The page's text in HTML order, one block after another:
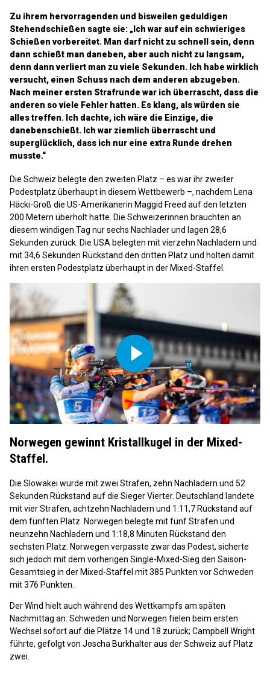
Zu ihrem hervorragenden und bisweilen geduldigen
Stehendschießen sagte sie: „Ich war auf ein schwieriges
Schießen vorbereitet. Man darf nicht zu schnell sein, denn
dann schießt man daneben, aber auch nicht zu langsam,
denn dann verliert man zu viele Sekunden. Ich habe wirklich
versucht, einen Schuss nach dem anderen abzugeben.
Nach meiner ersten Strafrunde war ich überrascht, dass die
anderen so viele Fehler hatten. Es klang, als würden sie
alles treffen. Ich dachte, ich wäre die Einzige, die
danebenschießt. Ich war ziemlich überrascht und
superglücklich, dass ich nur eine extra Runde drehen
musste.“
Die Schweiz belegte den zweiten Platz – es war ihr zweiter
Podestplatz überhaupt in diesem Wettbewerb –, nachdem Lena
Häcki-Groß die US-Amerikanerin Maggid Freed auf den letzten
200 Metern überholt hatte. Die Schweizerinnen brauchten an
diesem windigen Tag nur sechs Nachlader und lagen 28,6
Sekunden zurück. Die USA belegten mit vierzehn Nachladern und
mit 34,6 Sekunden Rückstand den dritten Platz und holten damit
ihren ersten Podestplatz überhaupt in der Mixed-Staffel.
Play
Video
Norwegen gewinnt Kristallkugel in der Mixed-
Staffel.
Die Slowakei wurde mit zwei Strafen, zehn Nachladern und 52
Sekunden Rückstand auf die Sieger Vierter. Deutschland landete
mit vier Strafen, achtzehn Nachladern und 1:11,7 Rückstand auf
dem fünften Platz. Norwegen belegte mit fünf Strafen und
neunzehn Nachladern und 1:18,8 Minuten Rückstand den
sechsten Platz. Norwegen verpasste zwar das Podest, sicherte
sich jedoch mit dem vorherigen Single-Mixed-Sieg den Saison-
Gesamtsieg in der Mixed-Staffel mit 385 Punkten vor Schweden
mit 376 Punkten.
Der Wind hielt auch während des Wettkampfs am späten
Nachmittag an. Schweden und Norwegen fielen beim ersten
Wechsel sofort auf die Plätze 14 und 18 zurück; Campbell Wright
führte, gefolgt von Joscha Burkhalter aus der Schweiz auf Platz
zwei.